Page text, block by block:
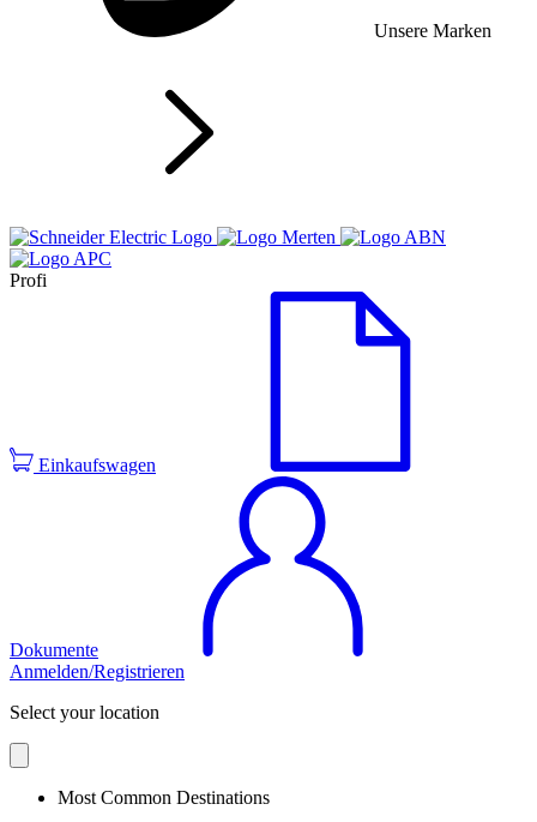
Unsere Marken
Profi
Einkaufswagen
Dokumente
Anmelden/Registrieren
Select your location
Most Common Destinations